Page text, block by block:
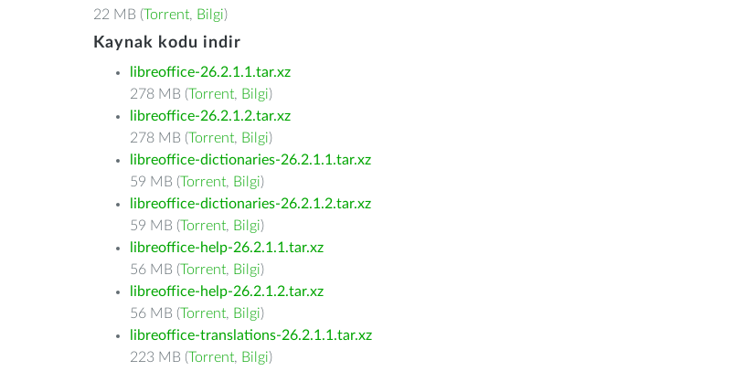
22 MB (Torrent, Bilgi)
Kaynak kodu indir
libreoffice-26.2.1.1.tar.xz
278 MB (Torrent, Bilgi)
libreoffice-26.2.1.2.tar.xz
278 MB (Torrent, Bilgi)
libreoffice-dictionaries-26.2.1.1.tar.xz
59 MB (Torrent, Bilgi)
libreoffice-dictionaries-26.2.1.2.tar.xz
59 MB (Torrent, Bilgi)
libreoffice-help-26.2.1.1.tar.xz
56 MB (Torrent, Bilgi)
libreoffice-help-26.2.1.2.tar.xz
56 MB (Torrent, Bilgi)
libreoffice-translations-26.2.1.1.tar.xz
223 MB (Torrent, Bilgi)